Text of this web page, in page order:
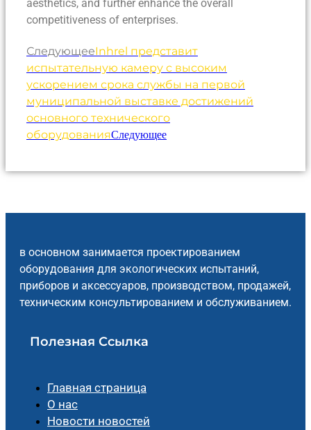
aesthetics, and further enhance the overall
competitiveness of enterprises.
СледующееInhrel представит
испытательную камеру с высоким
ускорением срока службы на первой
муниципальной выставке достижений
основного технического
оборудованияСледующее
в основном занимается проектированием
оборудования для экологических испытаний,
приборов и аксессуаров, производством, продажей,
техническим консультированием и обслуживанием.
Полезная Ссылка
Главная страница
О нас
Новости новостей